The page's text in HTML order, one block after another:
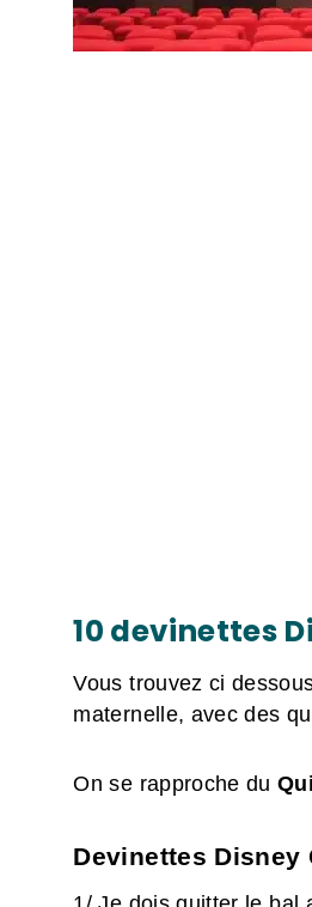
10 devinettes
Vous trouvez ci
maternelle, avec des
On se rapproche du
Devinettes Disney